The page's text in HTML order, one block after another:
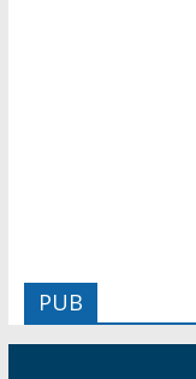
PUB